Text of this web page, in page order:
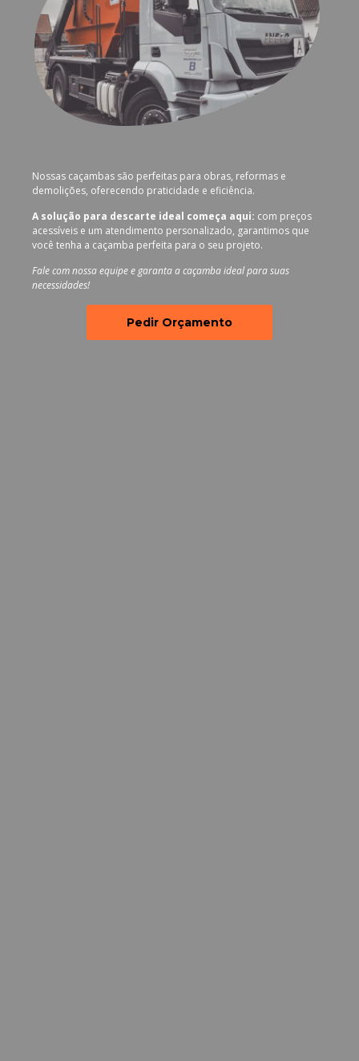
Nossas caçambas são perfeitas para obras, reformas e
demolições, oferecendo praticidade e eficiência.
A solução para descarte ideal começa aqui: com preços
acessíveis e um atendimento personalizado, garantimos que
você tenha a caçamba perfeita para o seu projeto.
Fale com nossa equipe e garanta a caçamba ideal para suas
necessidades!
Pedir Orçamento